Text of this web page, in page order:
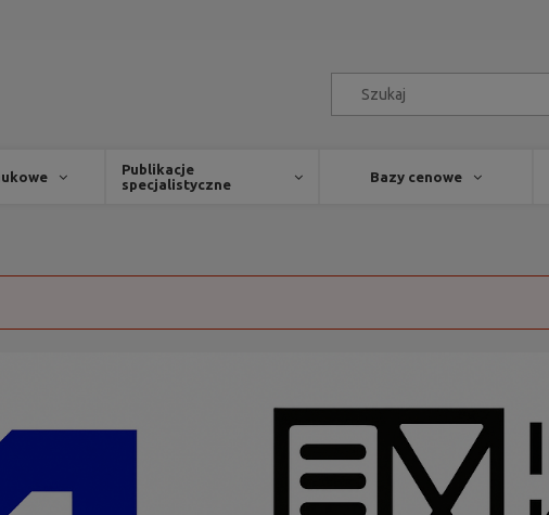
Publikacje
specjalistyczne
Bazy cenowe